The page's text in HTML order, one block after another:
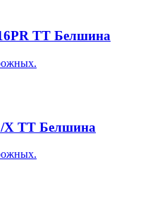
TT Белшина
Х TT Белшина